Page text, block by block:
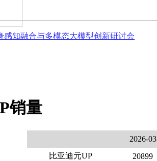
感知融合与多模态大模型创新研讨会
销量
2026-03
比亚迪元UP
20899